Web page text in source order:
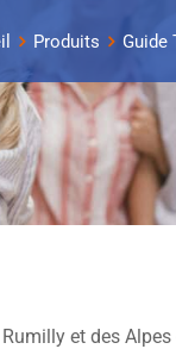
Produits Guide
et des